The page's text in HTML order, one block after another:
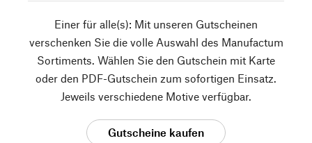
Einer für alle(s): Mit unseren Gutscheinen
verschenken Sie die volle Auswahl des Manufactum
Sortiments. Wählen Sie den Gutschein mit Karte
oder den PDF-Gutschein zum sofortigen Einsatz.
Jeweils verschiedene Motive verfügbar.
Gutscheine kaufen